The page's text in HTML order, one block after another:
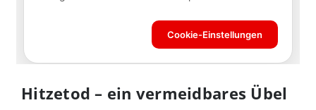
Hitzetod – ein vermeidbares Übel